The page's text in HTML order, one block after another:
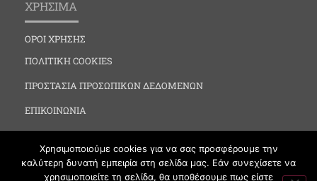
ΧΡΗΣΙΜΑ
ΟΡΟΙ ΧΡΗΣΗΣ
ΠΟΛΙΤΙΚΗ COOKIES
ΠΡΟΣΤΑΣΙΑ ΠΡΟΣΩΠΙΚΩΝ ΔΕΔΟΜΕΝΩΝ
ΕΠΙΚΟΙΝΩΝΙΑ
Χρησιμοποιούμε cookies για να σας προσφέρουμε την
καλύτερη δυνατή εμπειρία στη σελίδα μας. Εάν συνεχίσετε να
χρησιμοποιείτε τη σελίδα, θα υποθέσουμε πως είστε